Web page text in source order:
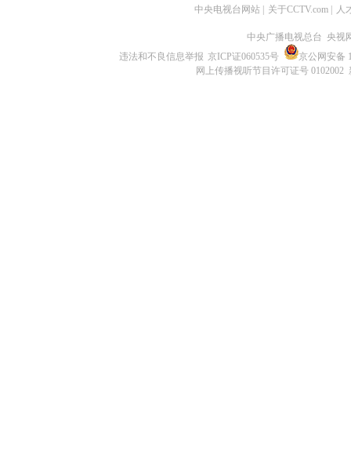
中央电视台网站 关于CCTV.com 人
中央广播电视总台 央视
违法和不良信息举报 京ICP证060535号
京公网安备
网上传播视听节目许可证号 0102002